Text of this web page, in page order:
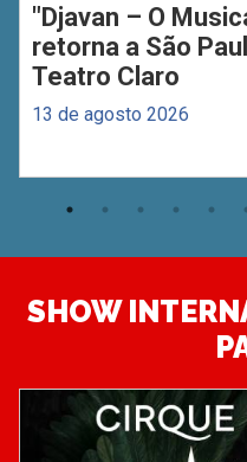
"Djavan – O
retorna a São
Teatro Claro
13 de agosto 2026
SHOW